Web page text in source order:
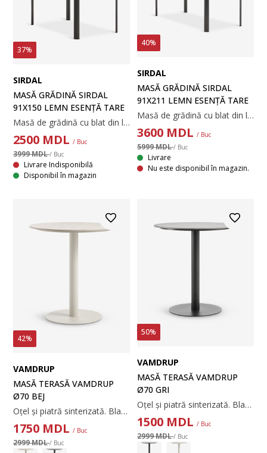
37%
SIRDAL
MASĂ GRĂDINĂ SIRDAL
91X150 LEMN ESENȚĂ TARЕ
Masă de grădină cu blat din lemn de esență tare FSC®, tratat cu ulei. Cadru și picioare gri închis din aluminiu vopsit. Lemnul durabil este tratat cu ulei pentru a-l proteja și a-i evidenția culoarea naturală. Se recomandă ungerea regulată a lemnului pentru a-i menține culoarea și a-l proteja de umiditate. Aluminiul este un material ușor și robust, care nu ruginește. 91x149x75 cm
2500 MDL / Buc
3999 MDL/ Buc
Livrare Indisponibilă
Disponibil în magazin
40%
SIRDAL
MASĂ GRĂDINĂ SIRDAL
91X211 LEMN ESENȚĂ TARE
Masă de grădină cu blat din lemn de esență tare FSC®, tratat cu ulei. Cadru și picioare gri închis din aluminiu vopsit. Lemnul este tratat cu ulei pentru a-l proteja și a-i evidenția culoarea naturală. Se recomandă uleierea regulată a lemnului pentru a-i menține culoarea și a-l proteja de umiditate. Aluminiul este un material ușor și robust, care nu ruginește. 91x211x75 cm
3600 MDL / Buc
5999 MDL/ Buc
Livrare
Nu este disponibil în magazin.
42%
VAMDRUP
MASĂ TERASĂ VAMDRUP
Ø70 BEJ
Oțel și piatră sinterizată. Blatul din piatră sinterizată este rezistent la zgârieturi, pete și temperaturi ridicate. Ø70 x 72 cm
1750 MDL / Buc
2999 MDL/ Buc
50%
VAMDRUP
MASĂ TERASĂ VAMDRUP
Ø70 GRI
Oțel și piatră sinterizată. Blatul din piatră sinterizată este rezistent la zgârieturi, pete și temperaturi ridicate. Ø70 x 72 cm
1500 MDL / Buc
2999 MDL/ Buc